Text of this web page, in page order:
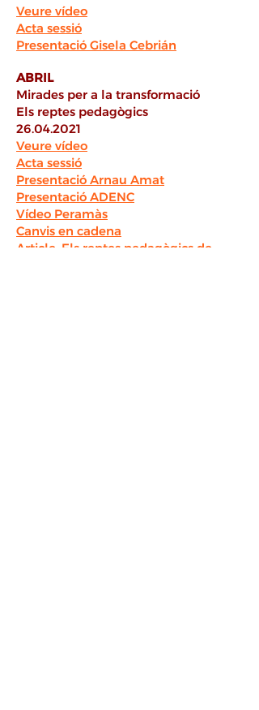
Veure vídeo
Acta sessió
Presentació Gisela Cebrián
ABRIL
Mirades per a la transformació
Els reptes pedagògics
26.04.2021
Veure vídeo
Acta sessió
Presentació Arnau Amat
Presentació ADENC
Vídeo Peramàs
Canvis en cadena
Article: Els reptes pedagògics de